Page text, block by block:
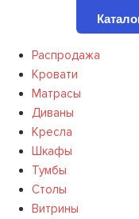
Распродажа
Кровати
Матрасы
Диваны
Кресла
Шкафы
Тумбы
Столы
Витрины